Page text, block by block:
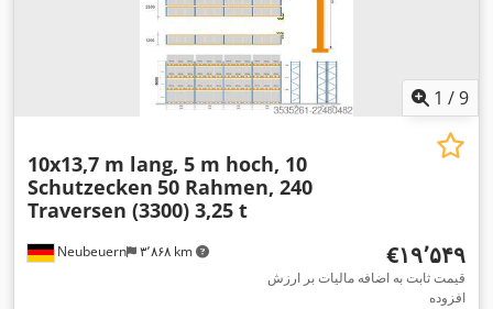
1 /9
Neubeuern ۳٬۸۶۸ km
10x13,7 m lang, 5 m hoch, 10
Schutzecken 50 Rahmen, 240
Traversen (3300) 3,25 t
‎€۱۹٬۵۴۹
قیمت ثابت به اضافه مالیات بر ارزش
افزوده